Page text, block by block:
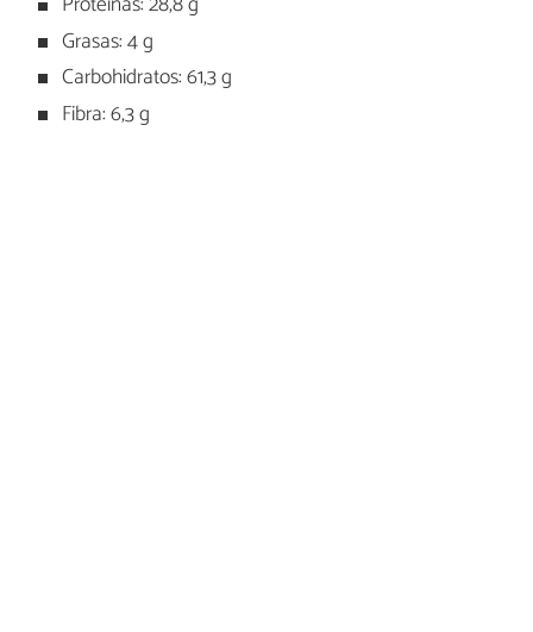
Grasas: 4 g
Carbohidratos: 61,3 g
Fibra: 6,3 g